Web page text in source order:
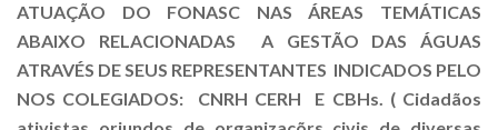
ATUAÇÃO DO FONASC NAS ÁREAS TEMÁTICAS
ABAIXO RELACIONADAS A GESTÃO DAS ÁGUAS
ATRAVÉS DE SEUS REPRESENTANTES INDICADOS PELO
NOS COLEGIADOS: CNRH CERH E CBHs. ( Cidadãos